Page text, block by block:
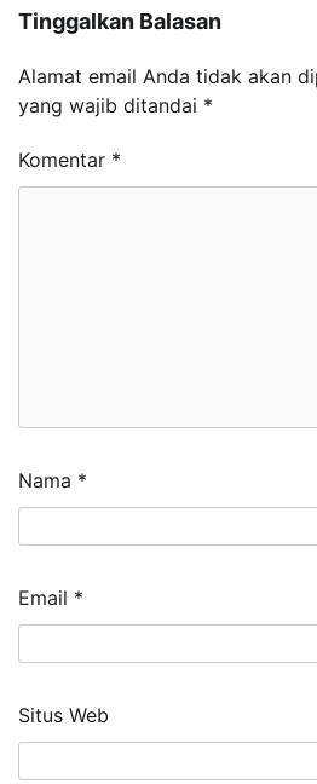
Tinggalkan Balasan
Alamat email Anda tidak akan
yang wajib ditandai *
Komentar *
Nama *
Email *
Situs Web